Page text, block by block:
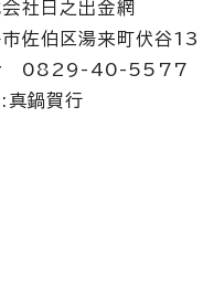
社日之出金網
市佐伯区湯来町伏谷
0829-40-5577
真鍋賀行